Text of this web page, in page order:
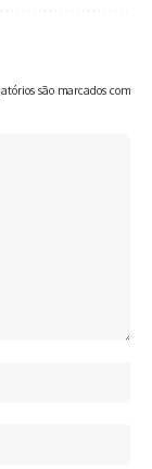
são marcados com